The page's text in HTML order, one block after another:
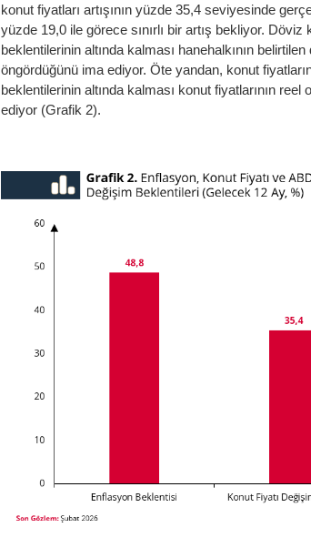
konut fiyatları artışının yüzde 35,4 seviyesinde
yüzde 19,0 ile görece sınırlı bir artış bekliyor.
beklentilerinin altında kalması hanehalkının
öngördüğünü ima ediyor. Öte yandan, konut
beklentilerinin altında kalması konut fiyatlarının
ediyor (Grafik 2).